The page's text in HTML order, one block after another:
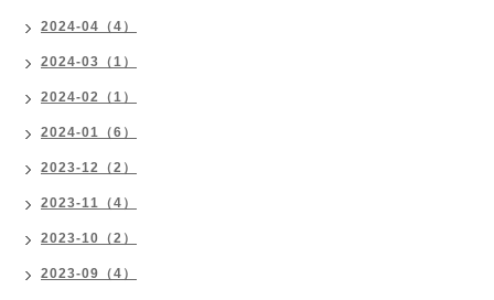
2024-04（4）
2024-03（1）
2024-02（1）
2024-01（6）
2023-12（2）
2023-11（4）
2023-10（2）
2023-09（4）